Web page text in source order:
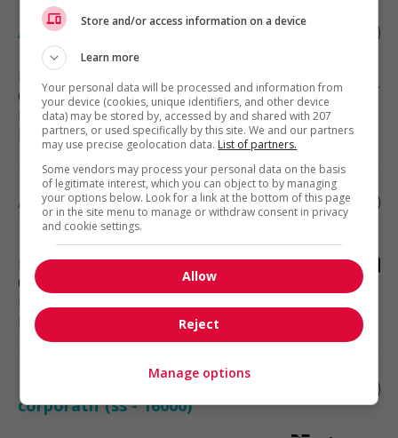
Adjoint juridique – litige civil à laval
(192 km)
Droit et métiers reliés à la
protection du public
Adjoint juridique en litige junior (ss-
15071)
Laval, QC
(192 km)
protection du public
corporatif (ss - 16000)
Store and/or access information on a device
Learn more
Your personal data will be processed and information from
your device (cookies, unique identifiers, and other device
data) may be stored by, accessed by and shared with 207
partners, or used specifically by this site. We and our partners
may use precise geolocation data. List of partners.
Some vendors may process your personal data on the basis
of legitimate interest, which you can object to by managing
your options below. Look for a link at the bottom of this page
or in the site menu to manage or withdraw consent in privacy
and cookie settings.
Allow
Reject
Manage options